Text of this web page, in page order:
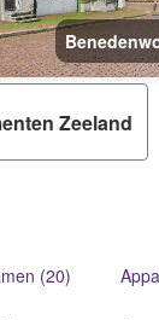
Zeeland
(20)